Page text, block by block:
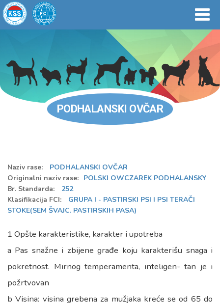
PODHALANSKI OVČAR
Naziv rase:
PODHALANSKI OVČAR
Originalni naziv rase: POLSKI OWCZAREK PODHALANSKY
Br. Standarda:
252
Klasifikacija FCI:
GRUPA I - PASTIRSKI PSI I PSI TERAČI
STOKE(SEM ŠVAJC. PASTIRSKIH PASA)
1 Opšte karakteristike, karakter i upotreba
a Pas snažne i zbijene građe koju karakterišu snaga i
pokretnost. Mirnog temperamenta, inteligen- tan je i
požrtvovan
b Visina: visina grebena za mužjaka kreće se od 65 do